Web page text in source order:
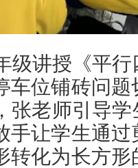
级讲授《平
车位铺砖问
张老师引导
手让学生通
转化为长方